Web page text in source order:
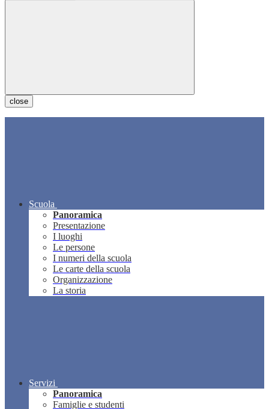
close
Scuola
Panoramica
Presentazione
I luoghi
Le persone
I numeri della scuola
Le carte della scuola
Organizzazione
La storia
Servizi
Panoramica
Famiglie e studenti